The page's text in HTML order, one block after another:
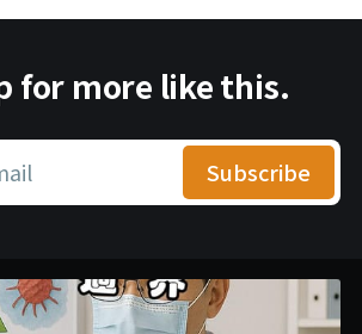
for more like this.
Subscribe